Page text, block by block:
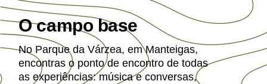
O campo base
No Parque da Várzea, em Manteigas,
encontras o ponto de encontro de todas
as experiências: música e conversas,